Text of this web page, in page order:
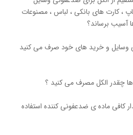
، کارت های بانکی ، لباس ، مصنوعات
آسیب برساند؟
وسایل و خرید های خود صرف می کنید
چقدر الکل مصرف می کنید ؟
کافی ماده ی ضدعفونی کننده استفاده